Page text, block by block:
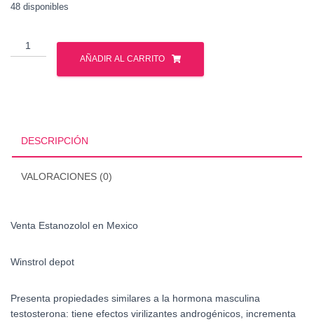
48 disponibles
Venta
Estanozolol
AÑADIR AL CARRITO
DESCRIPCIÓN
VALORACIONES (0)
Venta Estanozolol en Mexico
Winstrol depot
Presenta propiedades similares a la hormona masculina
testosterona: tiene efectos virilizantes androgénicos, incrementa